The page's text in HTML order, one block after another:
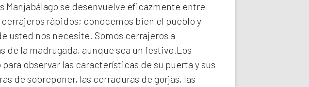
Manjabálago se desenvuelve eficazmente entre
rápidos; conocemos bien el pueblo y
usted nos necesite. Somos cerrajeros a
de la madrugada, aunque sea un festivo.Los
observar las características de su puerta y sus
de sobreponer, las cerraduras de gorjas, las